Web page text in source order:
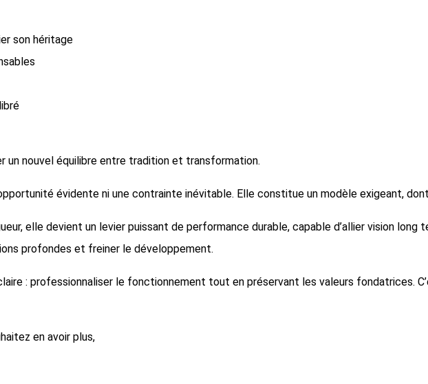
son héritage
un nouvel équilibre entre tradition et transformation.
opportunité évidente ni une contrainte inévitable. Elle constitue un modèle exigeant,
elle devient un levier puissant de performance durable, capable d’allier vision long
profondes et freiner le développement.
: professionnaliser le fonctionnement tout en préservant les valeurs fondatrices.
en avoir plus,